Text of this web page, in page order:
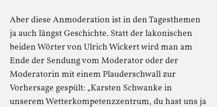
Aber diese Anmoderation ist in den Tagesthemen
ja auch längst Geschichte. Statt der lakonischen
beiden Wörter von Ulrich Wickert wird man am
Ende der Sendung vom Moderator oder der
Moderatorin mit einem Plauderschwall zur
Vorhersage gespült: „Karsten Schwanke in
unserem Wetterkompetenzzentrum, du hast uns ja